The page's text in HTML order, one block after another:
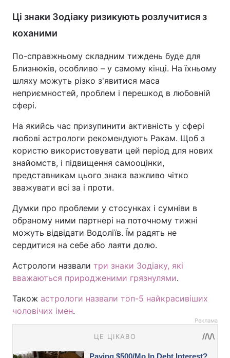
Ці знаки Зодіаку ризикують розлучитися з
коханими
По-справжньому складним тиждень буде для
Близнюків, особливо – у самому кінці. На їхньому
шляху можуть різко з'явитися маса
неприємностей, проблем і перешкод в любовній
сфері.
На якийсь час призупинити активність у сфері
любові астрологи рекомендують Ракам. Щоб з
користю використовувати цей період для нових
знайомств, і підвищення самооцінки,
представникам цього знака важливо чітко
зважувати всі за і проти.
Думки про проблеми у стосунках і сумніви в
обраному ними партнері на поточному тижні
можуть відвідати Водоліїв. Їм радять не
сердитися на себе або лаяти долю.
Астрологи назвали три знаки Зодіаку, які
вважаються природженими грязнулями.
Також астрологи назвали топ-5 найкрасивіших
чоловічих імен.
Реклама